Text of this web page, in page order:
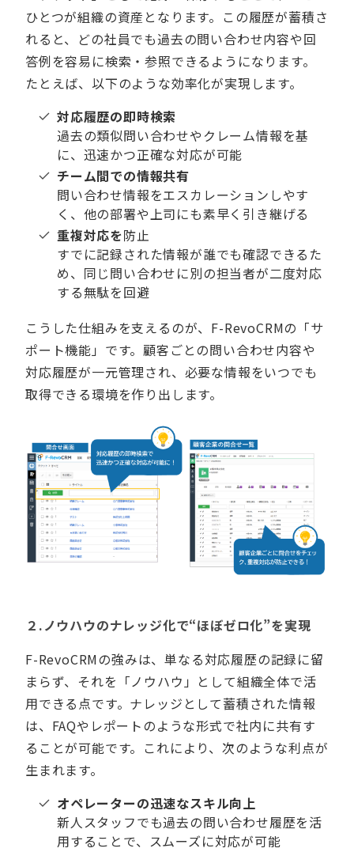
ひとつが組織の資産となります。この履歴が蓄積さ
れると、どの社員でも過去の問い合わせ内容や回
答例を容易に検索‧参照できるようになります。
たとえば、以下のような効率化が実現します。
対応履歴の即時検索
過去の類似問い合わせやクレーム情報を基
に、迅速かつ正確な対応が可能
チーム間での情報共有
問い合わせ情報をエスカレーションしやす
く、他の部署や上司にも素早く引き継げる
重複対応を防止
すでに記録された情報が誰でも確認できるた
め、同じ問い合わせに別の担当者が二度対応
する無駄を回避
こうした仕組みを支えるのが、F-RevoCRMの「サ
ポート機能」です。顧客ごとの問い合わせ内容や
対応履歴が一元管理され、必要な情報をいつでも
取得できる環境を作り出します。
２.ノウハウのナレッジ化で“ほぼゼロ化”を実現
F-RevoCRMの強みは、単なる対応履歴の記録に留
まらず、それを「ノウハウ」として組織全体で活
用できる点です。ナレッジとして蓄積された情報
は、FAQやレポートのような形式で社内に共有す
ることが可能です。これにより、次のような利点が
生まれます。
オペレーターの迅速なスキル向上
新人スタッフでも過去の問い合わせ履歴を活
用することで、スムーズに対応が可能